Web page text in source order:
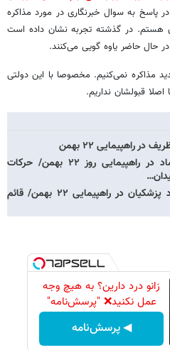
۲۲ بهمن در پاسخ به سوال خبرنگاری در مورد مذاکره
هستم. در گذشته تجربه نشان داده است
در حال حاضر یاوه گویی می‌کنند.
مذاکره نمی‌کنیم. مخصوصا با این دولتی
قبولشان نداریم.
راهپیمایی ۲۲ بهمن
تصویری از عروس و داماد در راهپیمایی روز ۲۲ بهمن/ حرکات
تصاویری از حضور مسعود پزشکیان در راهپیمایی ۲۲ بهمن/ قائم
زانو درد دارین؟ به هیچ وجه
عمل نکنید❌ "پرسش‌نامه"
◀ پرسش‌نامه